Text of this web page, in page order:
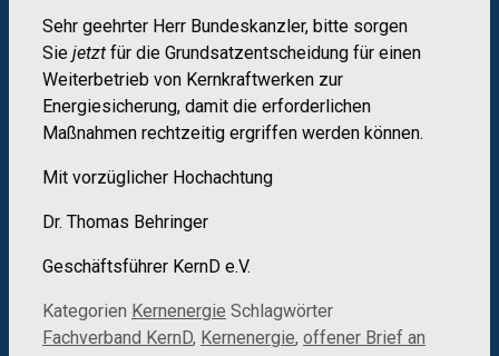
Sehr geehrter Herr Bundeskanzler, bitte sorgen
Sie jetzt für die Grundsatzentscheidung für einen
Weiterbetrieb von Kernkraftwerken zur
Energiesicherung, damit die erforderlichen
Maßnahmen rechtzeitig ergriffen werden können.
Mit vorzüglicher Hochachtung
Dr. Thomas Behringer
Geschäftsführer KernD e.V.
Kategorien Kernenergie Schlagwörter
Fachverband KernD, Kernenergie, offener Brief an